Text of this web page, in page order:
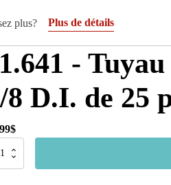
plus? Plus de détails
-
8 D.I. de 25
$